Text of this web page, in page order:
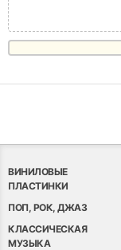
ВИНИЛОВЫЕ
ПЛАСТИНКИ
ПОП, РОК, ДЖАЗ
КЛАССИЧЕСКАЯ
МУЗЫКА